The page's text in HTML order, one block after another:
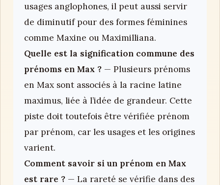
usages anglophones, il peut aussi servir
de diminutif pour des formes féminines
comme Maxine ou Maximilliana.
Quelle est la signification commune des
prénoms en Max ? — Plusieurs prénoms
en Max sont associés à la racine latine
maximus, liée à l’idée de grandeur. Cette
piste doit toutefois être vérifiée prénom
par prénom, car les usages et les origines
varient.
Comment savoir si un prénom en Max
est rare ? — La rareté se vérifie dans des